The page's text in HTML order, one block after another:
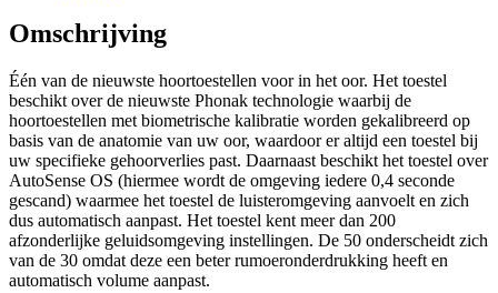
Omschrijving
Één van de nieuwste hoortoestellen voor in het oor. Het toestel
beschikt over de nieuwste Phonak technologie waarbij de
hoortoestellen met biometrische kalibratie worden gekalibreerd op
basis van de anatomie van uw oor, waardoor er altijd een toestel bij
uw specifieke gehoorverlies past. Daarnaast beschikt het toestel over
AutoSense OS (hiermee wordt de omgeving iedere 0,4 seconde
gescand) waarmee het toestel de luisteromgeving aanvoelt en zich
dus automatisch aanpast. Het toestel kent meer dan 200
afzonderlijke geluidsomgeving instellingen. De 50 onderscheidt zich
van de 30 omdat deze een beter rumoeronderdrukking heeft en
automatisch volume aanpast.